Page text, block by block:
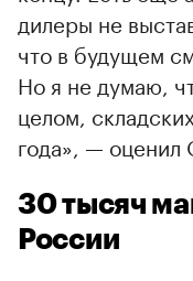
дилеры не
что в будущем
Но я не думаю,
целом,
года», — оценил
30 тысяч
России